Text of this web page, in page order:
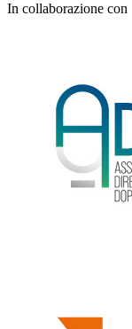
In collaborazione con